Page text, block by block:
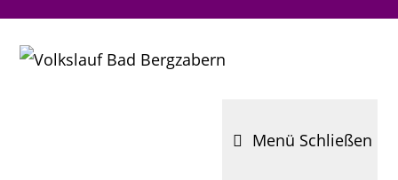
springen
Menü Schließen